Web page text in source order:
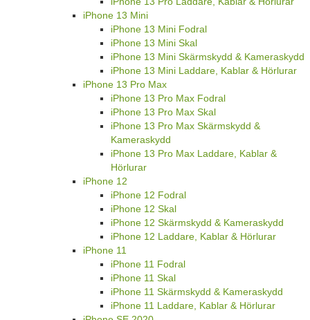
iPhone 13 Mini
iPhone 13 Mini Fodral
iPhone 13 Mini Skal
iPhone 13 Mini Skärmskydd & Kameraskydd
iPhone 13 Mini Laddare, Kablar & Hörlurar
iPhone 13 Pro Max
iPhone 13 Pro Max Fodral
iPhone 13 Pro Max Skal
iPhone 13 Pro Max Skärmskydd &
Kameraskydd
iPhone 13 Pro Max Laddare, Kablar &
Hörlurar
iPhone 12
iPhone 12 Fodral
iPhone 12 Skal
iPhone 12 Skärmskydd & Kameraskydd
iPhone 12 Laddare, Kablar & Hörlurar
iPhone 11
iPhone 11 Fodral
iPhone 11 Skal
iPhone 11 Skärmskydd & Kameraskydd
iPhone 11 Laddare, Kablar & Hörlurar